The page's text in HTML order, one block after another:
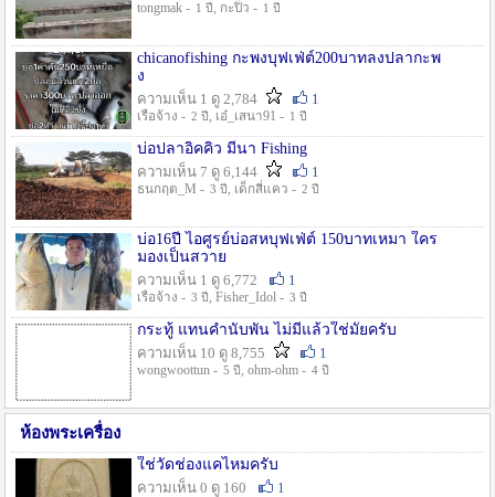
tongmak - 1 ปี , กะปิ๋ว - 1 ปี
chicanofishing กะพงบุฟเฟ่ต์200บาทลงปลากะพ
ง
ความเห็น 1 ดู 2,784
1
เรือจ้าง - 2 ปี , เอ๋_เสนา91 - 1 ปี
บ่อปลาอิคคิว มีนา Fishing
ความเห็น 7 ดู 6,144
1
ธนกฤต_M - 3 ปี , เด็กสี่แคว - 2 ปี
บ่อ16ปี ไอศูรย์บ่อสหบุฟเฟ่ต์ 150บาทเหมา ใคร
มองเป็นสวาย
ความเห็น 1 ดู 6,772
1
เรือจ้าง - 3 ปี , Fisher_Idol - 3 ปี
กระทู้ แทนคำนับพัน ไม่มีแล้วใช่มั๊ยครับ
ความเห็น 10 ดู 8,755
1
wongwoottun - 5 ปี , ohm-ohm - 4 ปี
ห้องพระเครื่อง
ใช่วัดช่องแคไหมครับ
ความเห็น 0 ดู 160
1